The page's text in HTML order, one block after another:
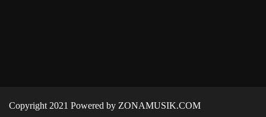
Copyright 2021 Powered by ZONAMUSIK.COM